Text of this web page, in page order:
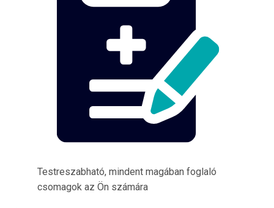
Testreszabható, mindent magában foglaló
csomagok az Ön számára